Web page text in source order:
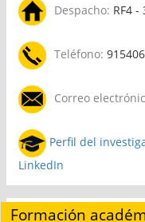
Despacho: RF4 -
Teléfono:
Correo
Perfil del
LinkedIn
Formación